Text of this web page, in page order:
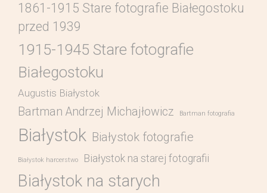
1861-1915 Stare fotografie Białegostoku
przed 1939
1915-1945 Stare fotografie
Białegostoku
Augustis Białystok
Bartman Andrzej Michajłowicz Bartman fotografia
Białystok Białystok fotografie
Białystok harcerstwo Białystok na starej fotografii
Białystok na starych